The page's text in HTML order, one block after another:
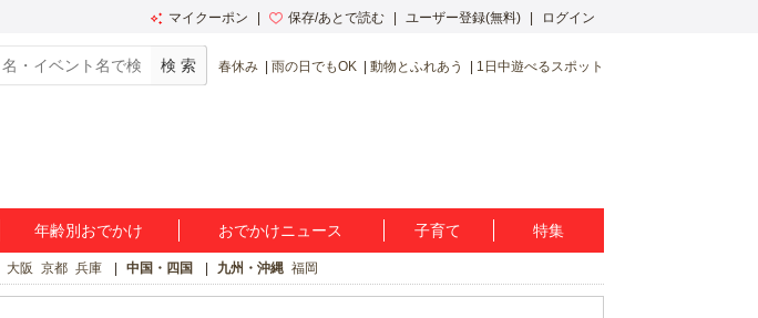
マイクーポン 保存/あとで読む ユーザー登録(無料) ログイン
春休み 雨の日でもOK 動物とふれあう 1日中遊べるスポット
年齢別おでかけ おでかけニュース 子育て 特集
大阪 京都 兵庫 中国・四国 九州・沖縄 福岡